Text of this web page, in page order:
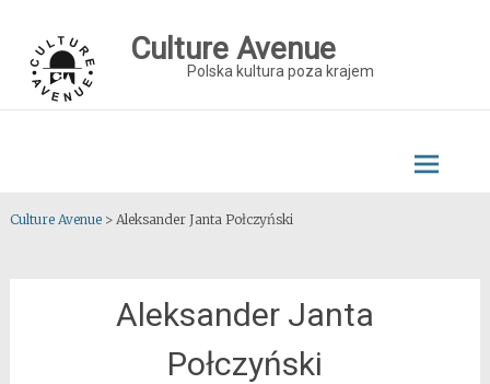
content
Culture Avenue
Polska kultura poza krajem
Culture Avenue> Aleksander Janta Połczyński
Aleksander Janta
Połczyński